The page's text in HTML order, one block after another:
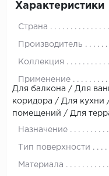
Характеристики
Страна
Производитель
Коллекция
Применение
Для балкона / Для
коридора / Для кухни
помещений / Для
Назначение
Тип поверхности
Материала